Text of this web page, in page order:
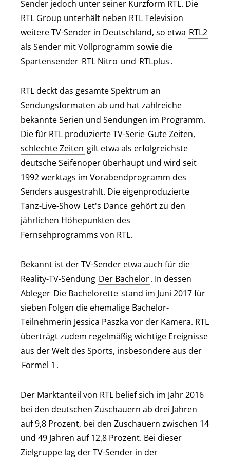
19:40 Gute Zeiten, schlechte Zeiten
SERIE •
20:15
Absolut Musik - Die besten Sänger
aller Zeiten
INFO • 07.08.2026 • 20:15 - 00:00 UHR
TV-TIPP
02:55 CSI: Vegas
SERIE •08.08.2026• 02:55 - 03:45 UHR
03:45 CSI: Vegas
SERIE •08.08.2026 • 03:45 - 04:30 UHR
04:30 CSI: Vegas
SERIE •08.08.2026 • 04:30 - 05:05 UHR
05:05
Der Blaulicht Report -
Einzeleinsätze
INFO •08.08.2026 • 05:05 - 05:45 UHR
Einzeleinsätze
INFO •08.08.2026• 05:45 - 05:55 UHR
05:55 Der Blaulicht Report
INFO •08.08.2026• 05:55 - 06:50 UHR
Sender jedoch unter seiner Kurzform RTL. Die
RTL Group unterhält neben RTL Television
weitere TV-Sender in Deutschland, so etwa RTL2
als Sender mit Vollprogramm sowie die
Spartensender RTL Nitro und RTLplus.
RTL deckt das gesamte Spektrum an
Sendungsformaten ab und hat zahlreiche
bekannte Serien und Sendungen im Programm.
Die für RTL produzierte TV-Serie Gute Zeiten,
schlechte Zeiten gilt etwa als erfolgreichste
deutsche Seifenoper überhaupt und wird seit
1992 werktags im Vorabendprogramm des
Senders ausgestrahlt. Die eigenproduzierte
Tanz-Live-Show Let's Dance gehört zu den
jährlichen Höhepunkten des
Fernsehprogramms von RTL.
Bekannt ist der TV-Sender etwa auch für die
Reality-TV-Sendung Der Bachelor. In dessen
Ableger Die Bachelorette stand im Juni 2017 für
sieben Folgen die ehemalige Bachelor-
Teilnehmerin Jessica Paszka vor der Kamera. RTL
überträgt zudem regelmäßig wichtige Ereignisse
aus der Welt des Sports, insbesondere aus der
Formel 1 .
Der Marktanteil von RTL belief sich im Jahr 2016
bei den deutschen Zuschauern ab drei Jahren
auf 9,8 Prozent, bei den Zuschauern zwischen 14
und 49 Jahren auf 12,8 Prozent. Bei dieser
Zielgruppe lag der TV-Sender in der